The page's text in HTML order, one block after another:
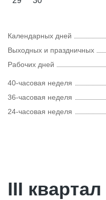
Календарных дней
Выходных и праздничных
Рабочих дней
40-часовая неделя
36-часовая неделя
24-часовая неделя
III квартал